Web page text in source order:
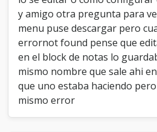
y amigo otra pregunta para
menu puse descargar pero
errornot found pense que
en el block de notas lo
mismo nombre que sale ahi
que uno estaba haciendo
mismo error